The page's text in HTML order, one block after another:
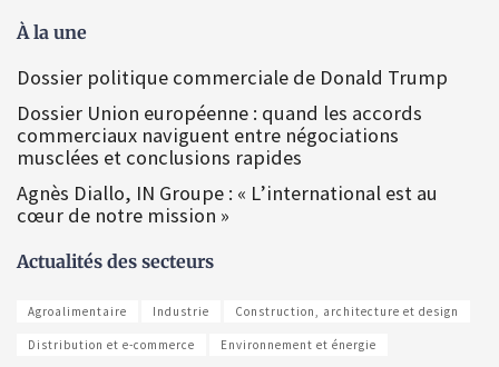
À la une
Dossier politique commerciale de Donald Trump
Dossier Union européenne : quand les accords
commerciaux naviguent entre négociations
musclées et conclusions rapides
Agnès Diallo, IN Groupe : « L’international est au
cœur de notre mission »
Actualités des secteurs
Agroalimentaire Industrie Construction, architecture et design
Distribution et e-commerce Environnement et énergie